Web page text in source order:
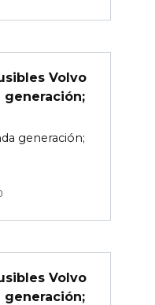
Volvo
generación;
generación;
Volvo
generación;